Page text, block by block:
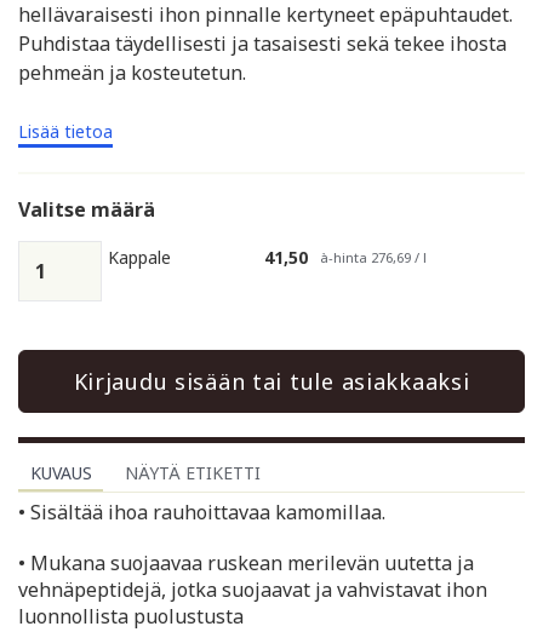
hellävaraisesti ihon pinnalle kertyneet epäpuhtaudet.
Puhdistaa täydellisesti ja tasaisesti sekä tekee ihosta
pehmeän ja kosteutetun.
Lisää tietoa
Valitse määrä
Kappale 41,50 à-hinta 276,69 / l
Kirjaudu sisään tai tule asiakkaaksi
KUVAUS NÄYTÄ ETIKETTI
• Sisältää ihoa rauhoittavaa kamomillaa.
• Mukana suojaavaa ruskean merilevän uutetta ja
vehnäpeptidejä, jotka suojaavat ja vahvistavat ihon
luonnollista puolustusta